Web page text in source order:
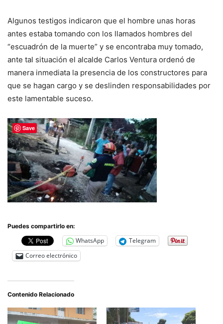
Algunos testigos indicaron que el hombre unas horas
antes estaba tomando con los llamados hombres del
“escuadrón de la muerte” y se encontraba muy tomado,
ante tal situación el alcalde Carlos Ventura ordenó de
manera inmediata la presencia de los constructores para
que se hagan cargo y se deslinden responsabilidades por
este lamentable suceso.
Puedes compartirlo en:
WhatsApp
Telegram
Correo electrónico
Contenido Relacionado
Save